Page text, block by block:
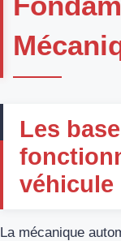
Les
véhicule
La mécanique